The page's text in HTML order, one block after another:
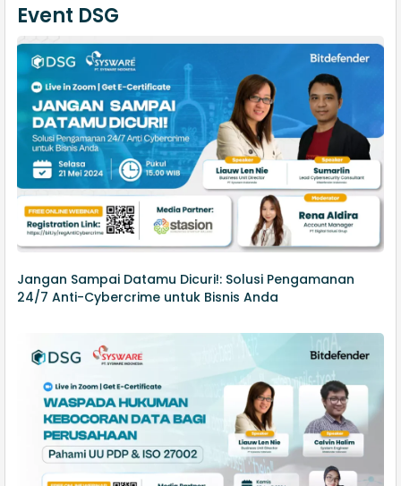
Event DSG
Jangan Sampai Datamu Dicuri!: Solusi Pengamanan
24/7 Anti-Cybercrime untuk Bisnis Anda